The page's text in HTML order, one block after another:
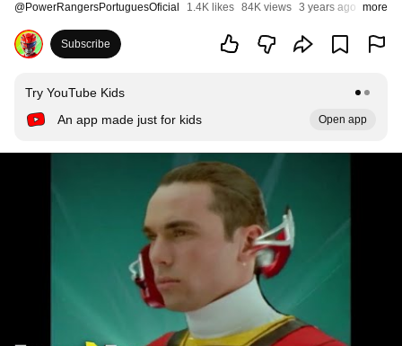
@PowerRangersPortuguesOficial 1.4K likes 84K views 3 years ago more
Subscribe
Try YouTube Kids
An app made just for kids
Open app